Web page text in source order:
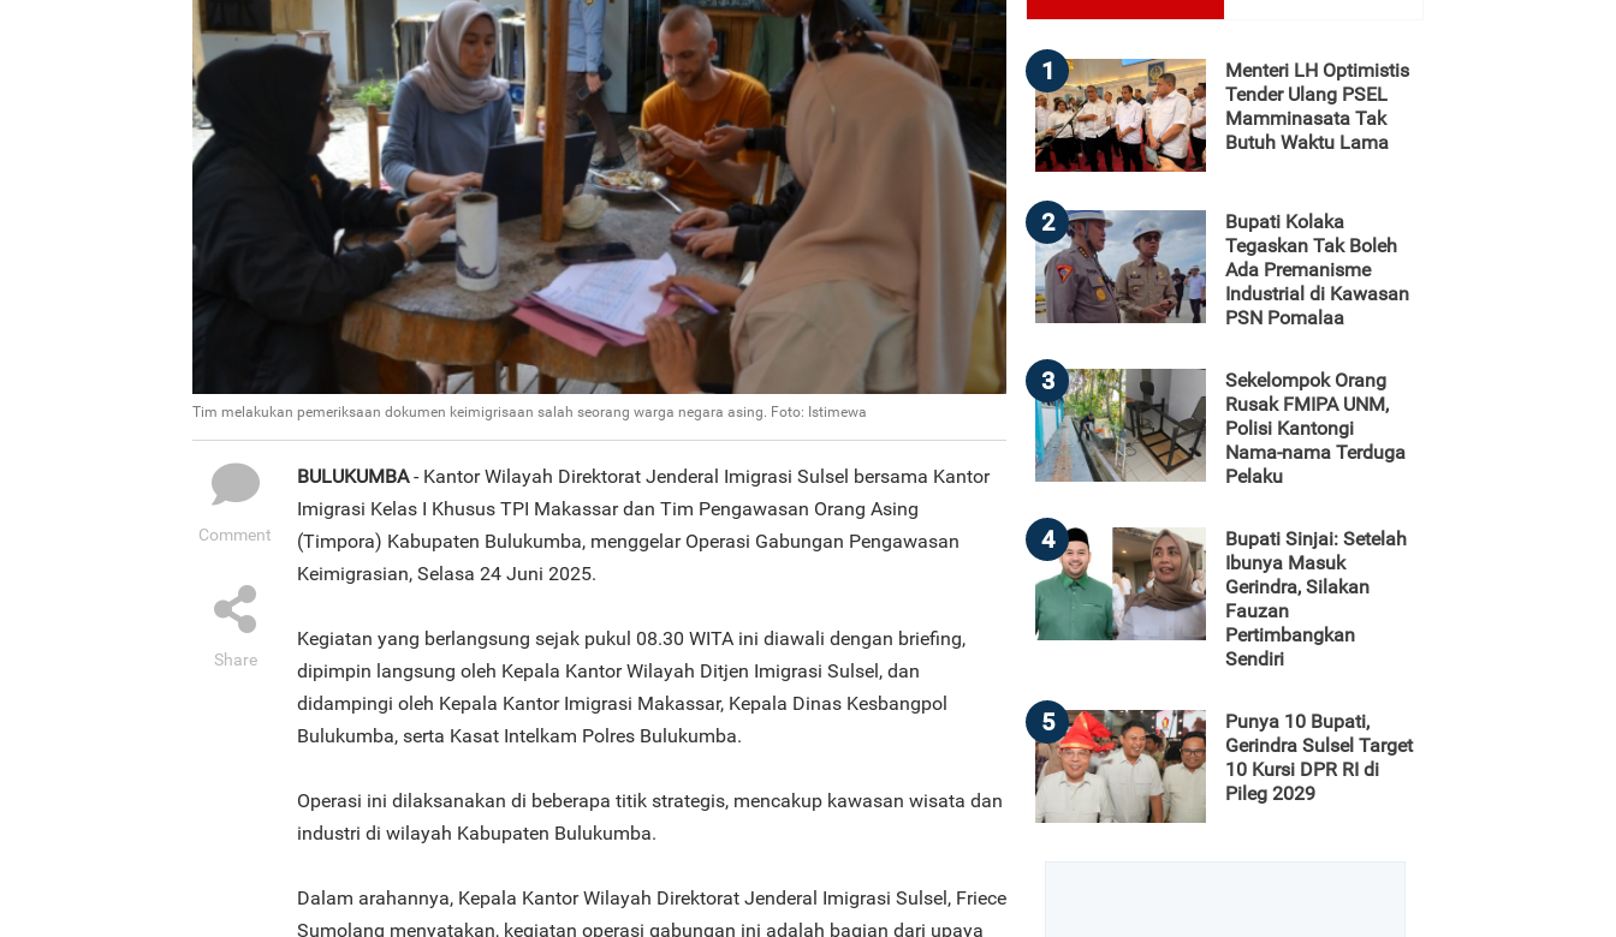
Tim melakukan pemeriksaan dokumen keimigrisaan salah seorang warga negara asing. Foto: Istimewa
Comment
Share
BULUKUMBA- Kantor Wilayah Direktorat Jenderal Imigrasi Sulsel bersama Kantor
Imigrasi Kelas I Khusus TPI Makassar dan Tim Pengawasan Orang Asing
(Timpora) Kabupaten Bulukumba, menggelar Operasi Gabungan Pengawasan
Keimigrasian, Selasa 24 Juni 2025.
Kegiatan yang berlangsung sejak pukul 08.30 WITA ini diawali dengan briefing,
dipimpin langsung oleh Kepala Kantor Wilayah Ditjen Imigrasi Sulsel, dan
didampingi oleh Kepala Kantor Imigrasi Makassar, Kepala Dinas Kesbangpol
Bulukumba, serta Kasat Intelkam Polres Bulukumba.
Operasi ini dilaksanakan di beberapa titik strategis, mencakup kawasan wisata dan
industri di wilayah Kabupaten Bulukumba.
Dalam arahannya, Kepala Kantor Wilayah Direktorat Jenderal Imigrasi Sulsel, Friece
Sumolang menyatakan, kegiatan operasi gabungan ini adalah bagian dari upaya
1
Menteri LH Optimistis
Tender Ulang PSEL
Mamminasata Tak
Butuh Waktu Lama
2
Bupati Kolaka
Tegaskan Tak Boleh
Ada Premanisme
Industrial di Kawasan
PSN Pomalaa
3
Sekelompok Orang
Rusak FMIPA UNM,
Polisi Kantongi
Nama-nama Terduga
Pelaku
4
Bupati Sinjai: Setelah
Ibunya Masuk
Gerindra, Silakan
Fauzan
Pertimbangkan
Sendiri
5
Punya 10 Bupati,
Gerindra Sulsel Target
10 Kursi DPR RI di
Pileg 2029